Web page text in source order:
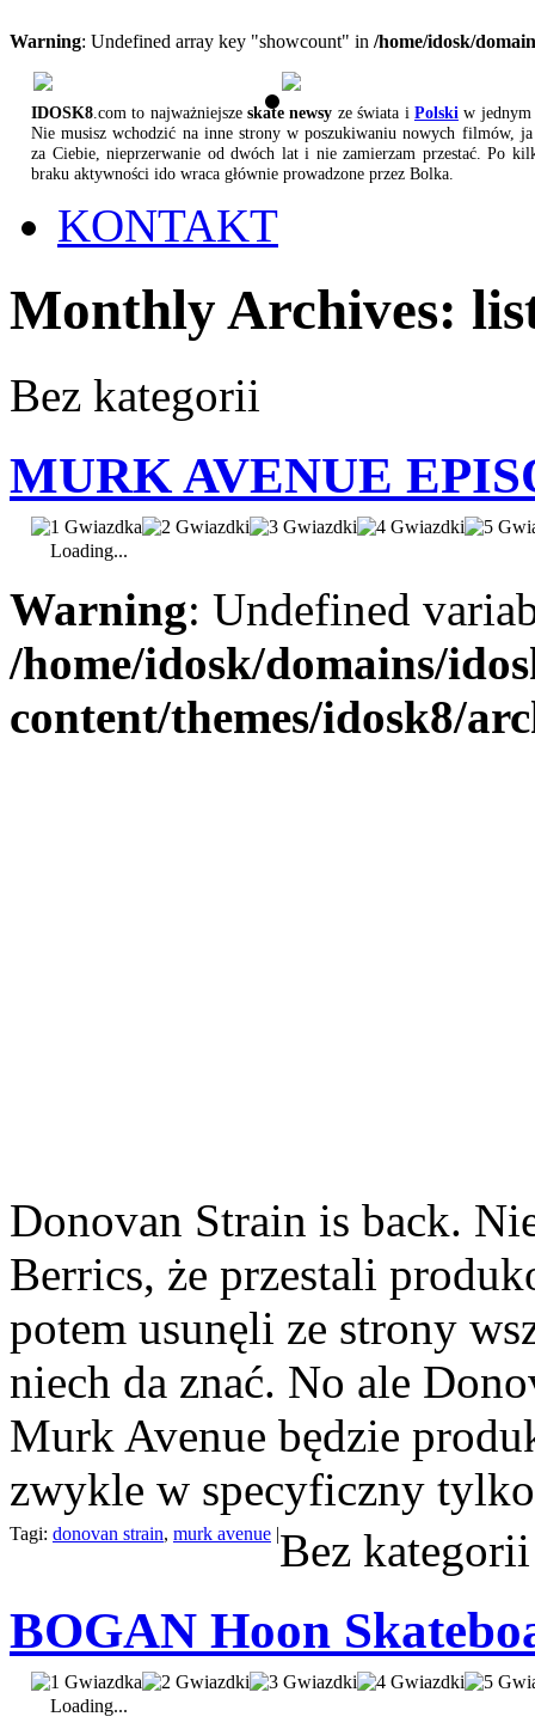
Warning: Undefined array key "showcount" in /home/idosk/
IDOSK8 .com to najważniejszeskate newsy ze świata i Polski w jednym
Nie musisz wchodzić na inne strony w poszukiwaniu nowych filmów,
za Ciebie, nieprzerwanie od dwóch lat i nie zamierzam przestać. Po
braku aktywności ido wraca głównie prowadzone przez Bolka.
KONTAKT
Monthly Archives:
Bez kategorii
MURK AVENUE
Loading...
Warning: Undefined
/home/idosk/domains/
content/themes/idosk8/
Donovan Strain is back.
Berrics, że przestali
potem usunęli ze strony
niech da znać. No ale
Murk Avenue będzie
zwykle w specyficzny
Tagi: donovan strain, murk avenue |Bez kategorii
BOGAN Hoon
Loading...